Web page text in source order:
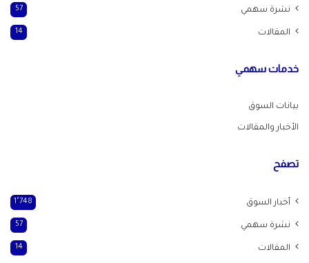
نشرة سهمي 57
المقالات 14
خدمات سهمي
بيانات السوق
الأخبار والمقالات
تصفح
أخبار السوق 1٬748
نشرة سهمي 57
المقالات 14